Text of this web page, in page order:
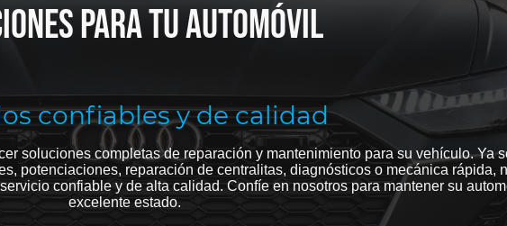
confiables y de calidad
para tu automóvil
soluciones completas de reparación y mantenimiento para su vehículo. Ya
potenciaciones, reparación de centralitas, diagnósticos o mecánica rápida,
confiable y de alta calidad. Confíe en nosotros para mantener su
excelente estado.